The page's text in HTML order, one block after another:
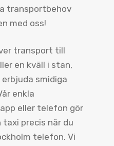
transportbehov
med oss!
transport till
en kväll i stan,
smidiga
enkla
eller telefon gör
precis när du
telefon. Vi